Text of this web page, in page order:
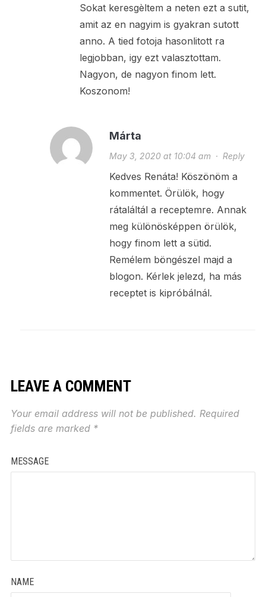
Sokat keresgèltem a neten ezt a sutit,
amit az en nagyim is gyakran sutott
anno. A tied fotoja hasonlitott ra
legjobban, igy ezt valasztottam.
Nagyon, de nagyon finom lett.
Koszonom!
Márta
May 3, 2020 at 10:04 am· Reply
Kedves Renáta! Köszönöm a
kommentet. Örülök, hogy
rátaláltál a receptemre. Annak
meg különösképpen örülök,
hogy finom lett a sütid.
Remélem böngészel majd a
blogon. Kérlek jelezd, ha más
receptet is kipróbálnál.
LEAVE A COMMENT
Your email address will not be published. Required
fields are marked *
MESSAGE
NAME